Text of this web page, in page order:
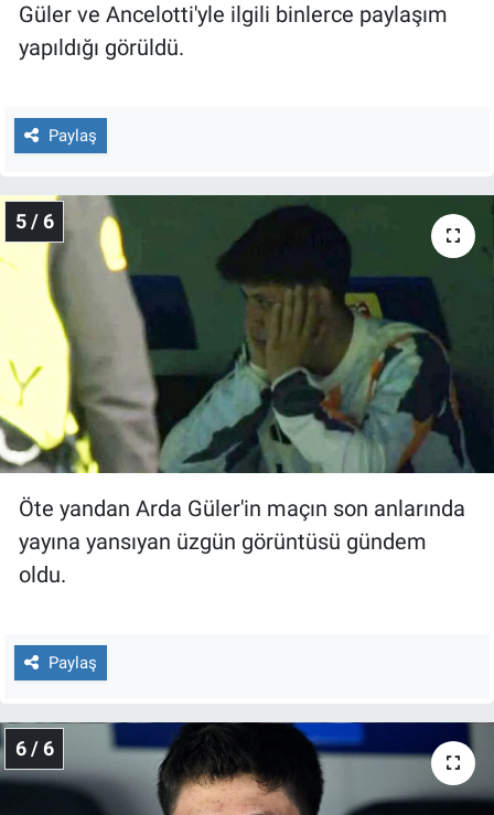
Güler ve Ancelotti'yle ilgili binlerce paylaşım
yapıldığı görüldü.
Paylaş
5 / 6
Öte yandan Arda Güler'in maçın son anlarında
yayına yansıyan üzgün görüntüsü gündem
oldu.
Paylaş
6 / 6